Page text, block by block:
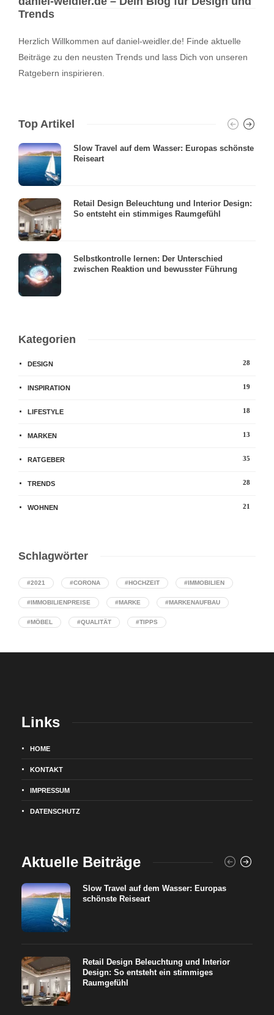
Trends
Herzlich Willkommen auf daniel-weidler.de! Finde aktuelle
Beiträge zu den neusten Trends und lass Dich von unseren
Ratgebern inspirieren.
Top Artikel
Slow Travel auf dem Wasser: Europas schönste
Reiseart
Retail Design Beleuchtung und Interior Design:
So entsteht ein stimmiges Raumgefühl
Selbstkontrolle lernen: Der Unterschied
zwischen Reaktion und bewusster Führung
Kategorien
DESIGN 28
INSPIRATION 19
LIFESTYLE 18
MARKEN 13
RATGEBER 35
TRENDS 28
WOHNEN 21
Schlagwörter
#2021 #CORONA #HOCHZEIT #IMMOBILIEN
#IMMOBILIENPREISE #MARKE #MARKENAUFBAU
#MÖBEL #QUALITÄT #TIPPS
Links
HOME
KONTAKT
IMPRESSUM
DATENSCHUTZ
Aktuelle Beiträge
Slow Travel auf dem Wasser: Europas
schönste Reiseart
Retail Design Beleuchtung und Interior
Design: So entsteht ein stimmiges
Raumgefühl